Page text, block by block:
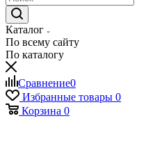
Каталог
По всему сайту
По каталогу
Сравнение0
Избранные товары 0
Корзина 0